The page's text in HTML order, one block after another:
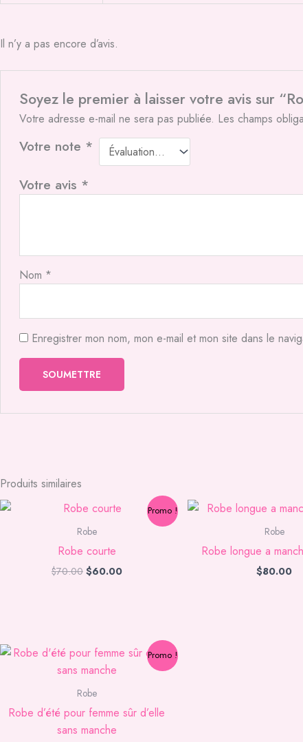
Il n’y a pas encore d’avis.
Soyez le premier à laisser votre avis sur
Votre adresse e-mail ne sera pas publiée. Les champs
Votre note *
Votre avis *
Nom *
Enregistrer mon nom, mon e-mail et mon site dans le
Produits similaires
Promo !
Robe
Robe courte
$70.00
Le
initial
$70.00.
$60.00
Robe
Robe longue a
$80.00
Promo !
Robe
Robe d’été pour femme sûr d’elle
sans manche
Le
initial
était :
$95.00.
Le